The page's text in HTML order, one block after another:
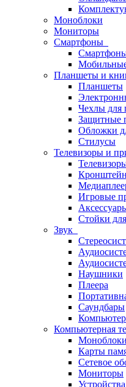
Моноблоки
Мониторы
Смартфоны
Планшеты и
Планшеты
Чехлы для
Защитные
Обложки
Стилусы
Телевизоры и
Игровые
Стойки
Звук
Наушники
Плеера
Саундбары
Компьютерная
Моноблоки
Карты
Сетевое
Мониторы